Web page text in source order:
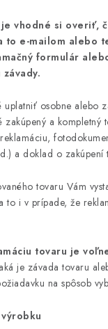
vhodné si overiť,
to e-mailom alebo
formulár
uplatniť osobne alebo
zakúpený a
a doklad o zakúpení
tovaru Vám
to i v prípade, že
tovaru je
je závada tovaru
na spôsob